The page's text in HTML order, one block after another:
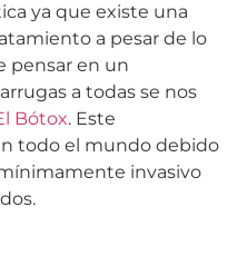
ya que existe una
a pesar de lo
pensar en un
a todas se nos
Bótox. Este
todo el mundo debido
invasivo